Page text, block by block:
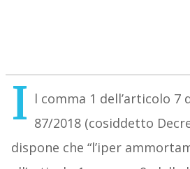
I l comma 1 dell’articolo 7
87/2018 (cosiddetto
dispone che “l’iper